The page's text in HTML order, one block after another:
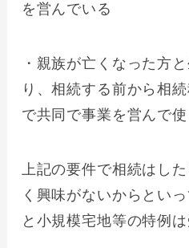
を営んでいる
・親族が亡くなった方
り、相続する前から相
で共同で事業を営んで
上記の要件で相続はし
く興味がないからとい
と小規模宅地等の特例は